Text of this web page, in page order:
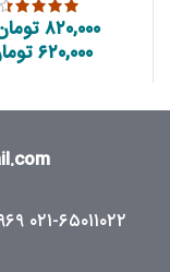
touch۸۲۰,۰۰۰
۶۲۰,۰۰۰
۰۲۱-۶۵۰۱۱۰۲۲